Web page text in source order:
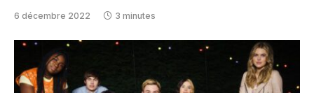
6 décembre 2022 3 minutes